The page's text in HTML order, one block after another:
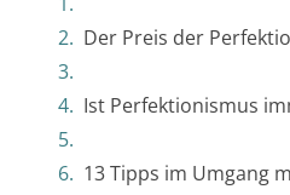
Der Preis der
Ist Perfektionismus
13 Tipps im Umgang